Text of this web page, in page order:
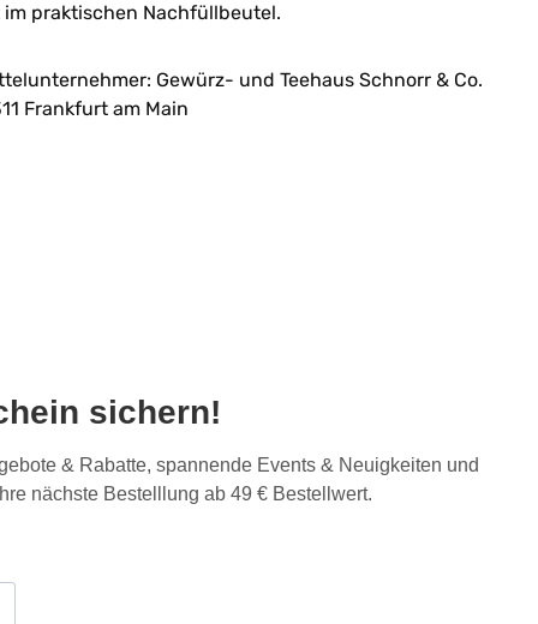
praktischen Nachfüllbeutel.
Gewürz- und Teehaus Schnorr & Co.
Frankfurt am Main
sichern!
& Rabatte, spannende Events & Neuigkeiten und
nächste Bestelllung ab 49 € Bestellwert.